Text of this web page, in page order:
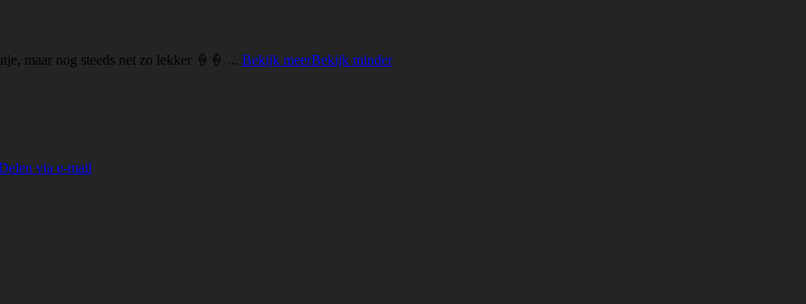
maar nog steeds net zo lekker 🍦🍦 ... Bekijk meerBekijk minder
via e-mail